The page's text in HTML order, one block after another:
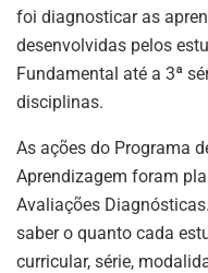
foi diagnosticar as
desenvolvidas pelos
Fundamental até a 3ª
disciplinas.
As ações do Programa
Aprendizagem foram
Avaliações
saber o quanto cada
curricular, série,